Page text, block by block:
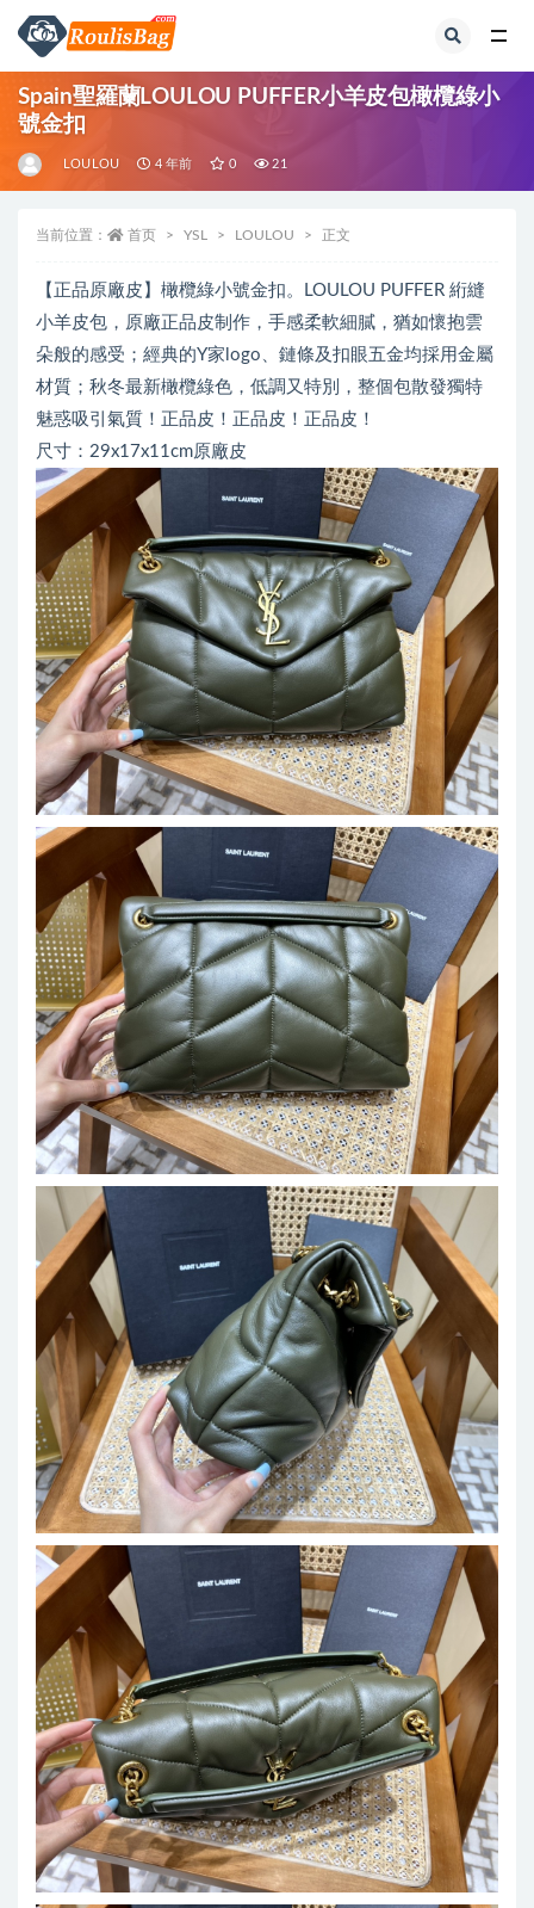
Spain聖羅蘭LOULOU PUFFER小羊皮包橄欖綠小
號金扣
LOULOU 4 年前 0 21
当前位置： 首页 YSL LOULOU 正文
【正品原廠皮】橄欖綠小號金扣。LOULOU PUFFER 絎縫
小羊皮包，原廠正品皮制作，手感柔軟細膩，猶如懷抱雲
朵️般的感受；經典的Y家logo、鏈條及扣眼五金均採用金屬
材質；秋冬最新橄欖綠色，低調又特別，整個包散發獨特
魅惑吸引氣質！正品皮！正品皮！正品皮！
尺寸：29x17x11cm原廠皮